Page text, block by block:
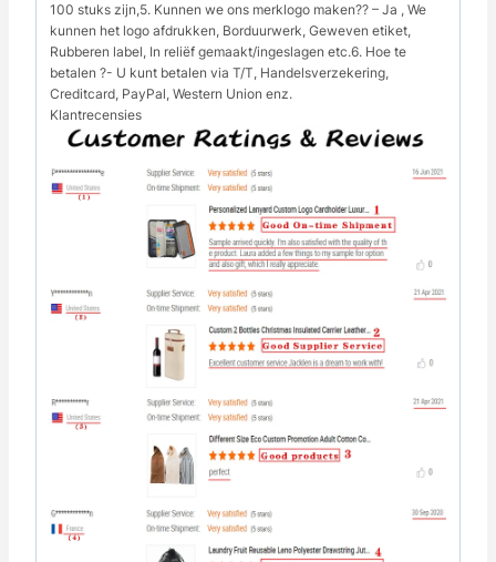
100 stuks zijn,5. Kunnen we ons merklogo maken?? – Ja , We
kunnen het logo afdrukken, Borduurwerk, Geweven etiket,
Rubberen label, In reliëf gemaakt/ingeslagen etc.6. Hoe te
betalen ?- U kunt betalen via T/T, Handelsverzekering,
Creditcard, PayPal, Western Union enz.
Klantrecensies